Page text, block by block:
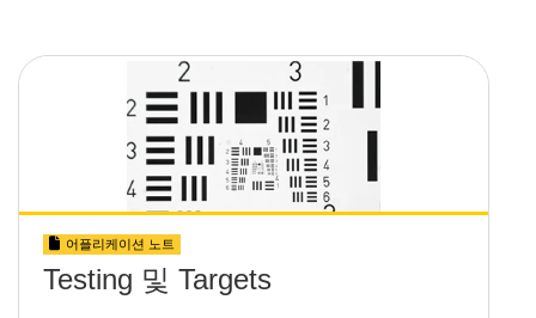
어플리케이션 노트
Testing 및 Targets